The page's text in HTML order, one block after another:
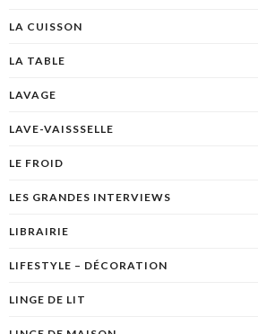
LA CUISSON
LA TABLE
LAVAGE
LAVE-VAISSSELLE
LE FROID
LES GRANDES INTERVIEWS
LIBRAIRIE
LIFESTYLE – DÉCORATION
LINGE DE LIT